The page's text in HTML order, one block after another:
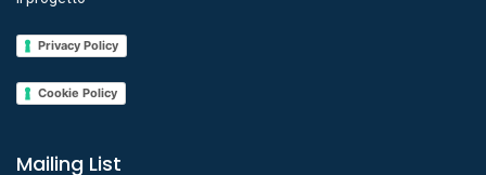
Privacy Policy
Cookie Policy
Mailing List